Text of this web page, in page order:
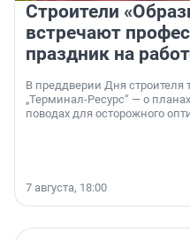
Строители
встречают
праздник на
В преддверии Дня
„Терминал-Ресурс“ — о
поводах для осторожного
7 августа, 18:00